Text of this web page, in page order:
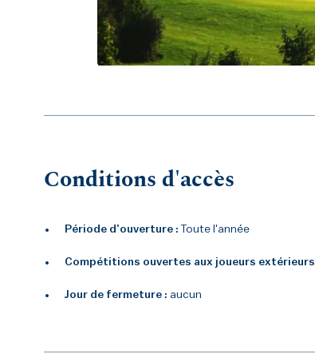
Conditions d'accès
Période d’ouverture : Toute l'année
Compétitions ouvertes aux joueurs extérieurs
Jour de fermeture : aucun